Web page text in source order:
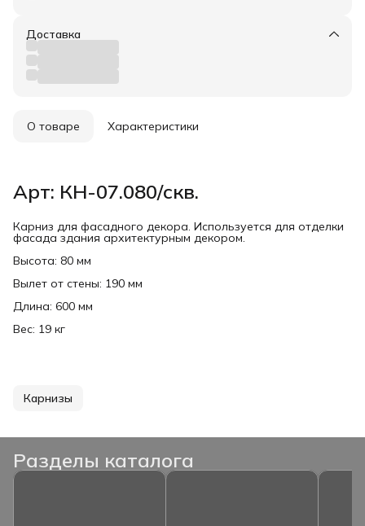
Доставка
О товаре Характеристики
Арт: КН-07.080/скв.
Карниз для фасадного декора. Используется для отделки
фасада здания архитектурным декором.
Высота: 80 мм
Вылет от стены: 190 мм
Длина: 600 мм
Вес: 19 кг
Карнизы
Разделы каталога